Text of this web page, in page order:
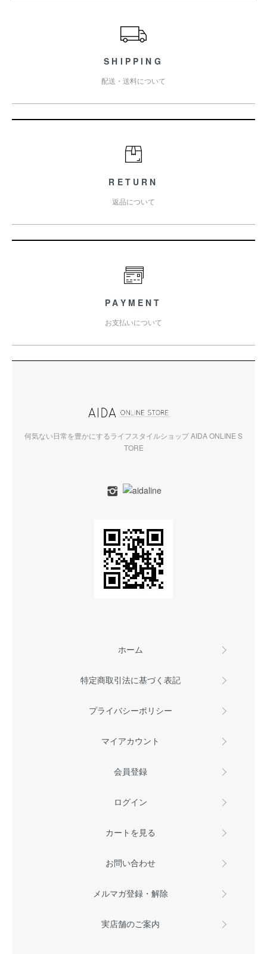
SHIPPING
配送・送料について
RETURN
返品について
PAYMENT
お支払いについて
何気ない日常を豊かにするライフスタイルショップ AIDA ONLINE S
TORE
ホーム
特定商取引法に基づく表記
プライバシーポリシー
マイアカウント
会員登録
ログイン
カートを見る
お問い合わせ
メルマガ登録・解除
実店舗のご案内